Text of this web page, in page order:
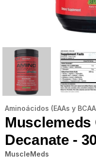
Aminoácidos (EAAs y
Decanate -
MuscleMeds